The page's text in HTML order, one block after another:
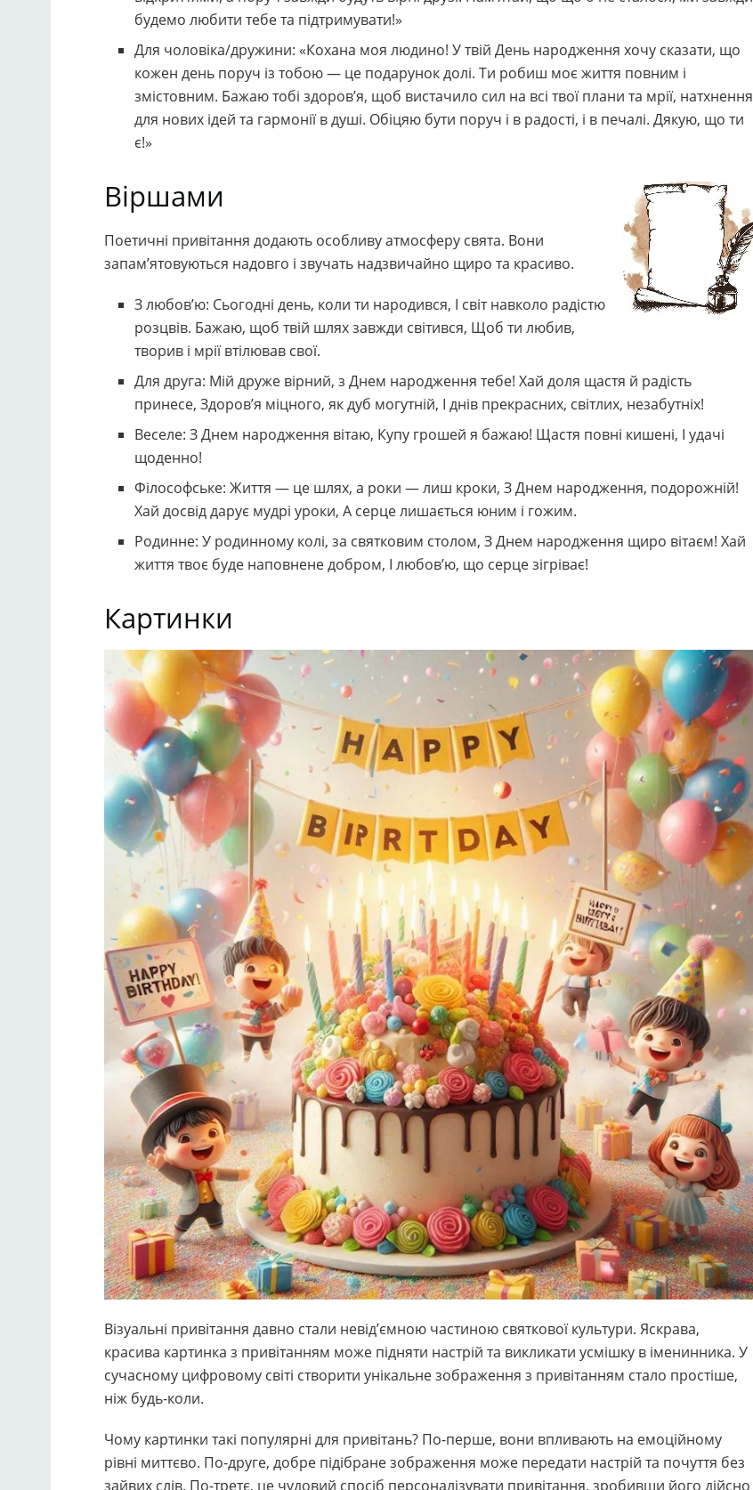
будемо любити тебе та підтримувати!»
Для чоловіка/дружини: «Кохана моя людино! У твій День народження хочу сказати, що
кожен день поруч із тобою — це подарунок долі. Ти робиш моє життя повним і
змістовним. Бажаю тобі здоров’я, щоб вистачило сил на всі твої плани та мрії, натхнення
для нових ідей та гармонії в душі. Обіцяю бути поруч і в радості, і в печалі. Дякую, що ти
є!»
Віршами
Поетичні привітання додають особливу атмосферу свята. Вони
запам’ятовуються надовго і звучать надзвичайно щиро та красиво.
З любов’ю: Сьогодні день, коли ти народився, І світ навколо радістю
розцвів. Бажаю, щоб твій шлях завжди світився, Щоб ти любив,
творив і мрії втілював свої.
Для друга: Мій друже вірний, з Днем народження тебе! Хай доля щастя й радість
принесе, Здоров’я міцного, як дуб могутній, І днів прекрасних, світлих, незабутніх!
Веселе: З Днем народження вітаю, Купу грошей я бажаю! Щастя повні кишені, І удачі
щоденно!
Філософське: Життя — це шлях, а роки — лиш кроки, З Днем народження, подорожній!
Хай досвід дарує мудрі уроки, А серце лишається юним і гожим.
Родинне: У родинному колі, за святковим столом, З Днем народження щиро вітаєм! Хай
життя твоє буде наповнене добром, І любов’ю, що серце зігріває!
Картинки
Візуальні привітання давно стали невід’ємною частиною святкової культури. Яскрава,
красива картинка з привітанням може підняти настрій та викликати усмішку в іменинника. У
сучасному цифровому світі створити унікальне зображення з привітанням стало простіше,
ніж будь-коли.
Чому картинки такі популярні для привітань? По-перше, вони впливають на емоційному
рівні миттєво. По-друге, добре підібране зображення може передати настрій та почуття без
зайвих слів. По-третє, це чудовий спосіб персоналізувати привітання, зробивши його дійсно